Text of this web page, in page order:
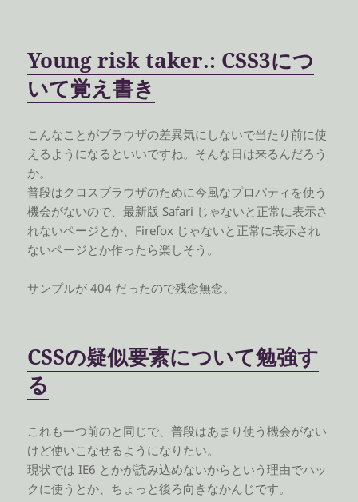
Young risk taker.: CSS3につ
いて覚え書き
こんなことがブラウザの差異気にしないで当たり前に使
えるようになるといいですね。そんな日は来るんだろう
か。
普段はクロスブラウザのために今風なプロパティを使う
機会がないので、最新版 Safari じゃないと正常に表示さ
れないページとか、Firefox じゃないと正常に表示され
ないページとか作ったら楽しそう。
サンプルが 404 だったので残念無念。
CSSの疑似要素について勉強す
る
これも一つ前のと同じで、普段はあまり使う機会がない
けど使いこなせるようになりたい。
現状では IE6 とかが読み込めないからという理由でハッ
クに使うとか、ちょっと後ろ向きなかんじです。